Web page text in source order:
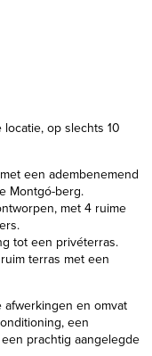
op slechts 10
een adembenemend
Montgó-berg.
met 4 ruime
tot een privéterras.
terras met een
en omvat
een
prachtig aangelegde